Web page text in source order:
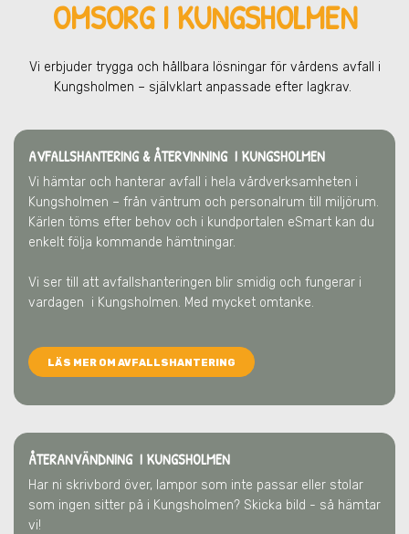
OMSORG I KUNGSHOLMEN
Vi erbjuder trygga och hållbara lösningar för vårdens avfall i
Kungsholmen – självklart anpassade efter lagkrav.
AVFALLSHANTERING & ÅTERVINNING I KUNGSHOLMEN
Vi hämtar och hanterar avfall i hela vårdverksamheten i
Kungsholmen – från väntrum och personalrum till miljörum.
Kärlen töms efter behov och i kundportalen eSmart kan du
enkelt följa kommande hämtningar.
Vi ser till att avfallshanteringen blir smidig och fungerar i
vardagen i Kungsholmen. Med mycket omtanke.
LÄS MER OM AVFALLSHANTERING
ÅTERANVÄNDNING I KUNGSHOLMEN
Har ni skrivbord över, lampor som inte passar eller stolar
som ingen sitter på i Kungsholmen? Skicka bild - så hämtar
vi!